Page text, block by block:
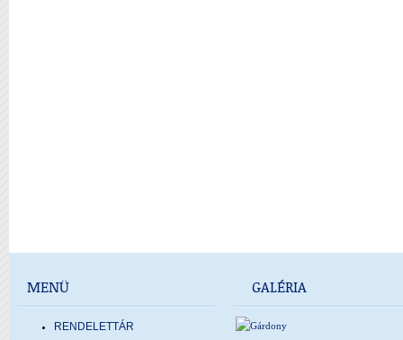
MENÜ
RENDELETTÁR
GALÉRIA